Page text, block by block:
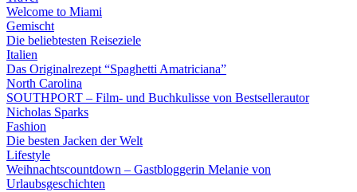
Welcome to Miami
Gemischt
Die beliebtesten Reiseziele
Italien
Das Originalrezept “Spaghetti Amatriciana”
North Carolina
SOUTHPORT – Film- und Buchkulisse von Bestsellerautor
Nicholas Sparks
Fashion
Die besten Jacken der Welt
Lifestyle
Weihnachtscountdown – Gastbloggerin Melanie von
Urlaubsgeschichten